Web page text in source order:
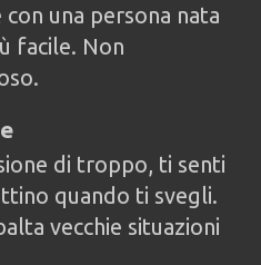
una persona nata
facile. Non
di troppo, ti senti
quando ti svegli.
vecchie situazioni